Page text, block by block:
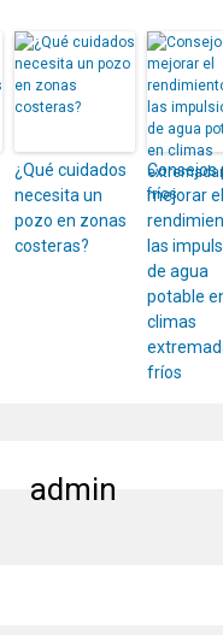
¿Qué cuidados
necesita un
pozo en zonas
costeras?
Consejos
mejorar el
las
de agua
potable
climas
fríos
admin